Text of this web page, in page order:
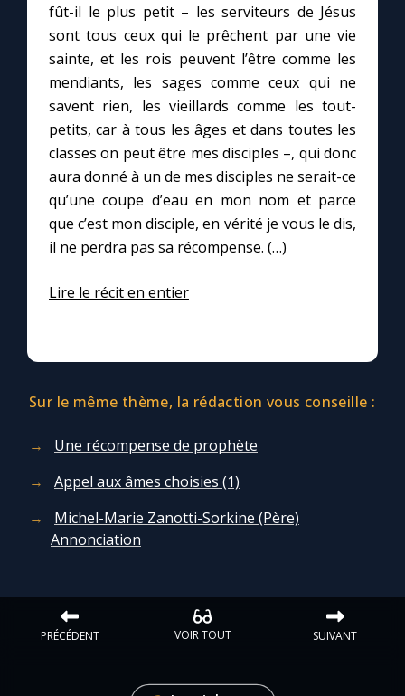
fût-il le plus petit – les serviteurs de Jésus
sont tous ceux qui le prêchent par une vie
sainte, et les rois peuvent l’être comme les
mendiants, les sages comme ceux qui ne
savent rien, les vieillards comme les tout-
petits, car à tous les âges et dans toutes les
classes on peut être mes disciples –, qui donc
aura donné à un de mes disciples ne serait-ce
qu’une coupe d’eau en mon nom et parce
que c’est mon disciple, en vérité je vous le dis,
il ne perdra pas sa récompense. (…)
Lire le récit en entier
Sur le même thème, la rédaction vous conseille :
Une récompense de prophète
Appel aux âmes choisies (1)
Michel-Marie Zanotti-Sorkine (Père)
Annonciation
PRÉCÉDENT VOIR TOUT SUIVANT